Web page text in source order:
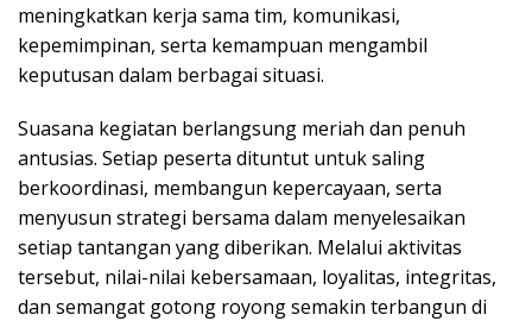
meningkatkan kerja sama tim, komunikasi,
kepemimpinan, serta kemampuan mengambil
keputusan dalam berbagai situasi.
Suasana kegiatan berlangsung meriah dan penuh
antusias. Setiap peserta dituntut untuk saling
berkoordinasi, membangun kepercayaan, serta
menyusun strategi bersama dalam menyelesaikan
setiap tantangan yang diberikan. Melalui aktivitas
tersebut, nilai-nilai kebersamaan, loyalitas, integritas,
dan semangat gotong royong semakin terbangun di